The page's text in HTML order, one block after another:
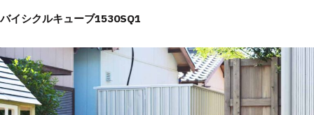
バイシクルキューブ1530SQ1